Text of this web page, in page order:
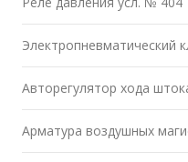
Электропневматический
Авторегулятор хода
Арматура воздушных